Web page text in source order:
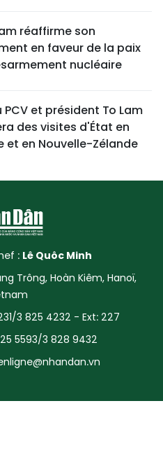
réaffirme son
en faveur de la paix
nucléaire
PCV et président To Lam
des visites d'État en
et en Nouvelle-Zélande
: Lê Quôc Minh
Trông, Hoàn Kiêm, Hanoï,
3 825 4232 - Ext: 227
5593/3 828 9432